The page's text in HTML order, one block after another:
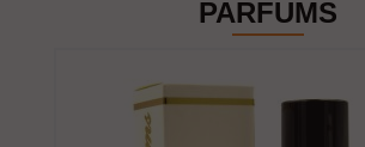
PARFUMS